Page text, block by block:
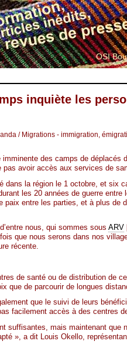
OSI
inquiète les
/ Migrations - immigration,
imminente des camps de déplacés
avoir accès aux services de
dans la région le 1 octobre, et six
les 20 années de guerre
entre les parties, et à plus de
nous, qui sommes sous ARV
que nous serons dans nos
récente.
de santé ou de distribution de
que de parcourir de longues
que le suivi de leurs
facilement accès à des centres
suffisantes, mais maintenant que
», a dit Louis Okello,